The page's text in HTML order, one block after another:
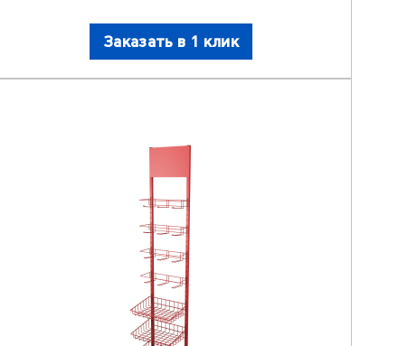
Заказать в 1 клик